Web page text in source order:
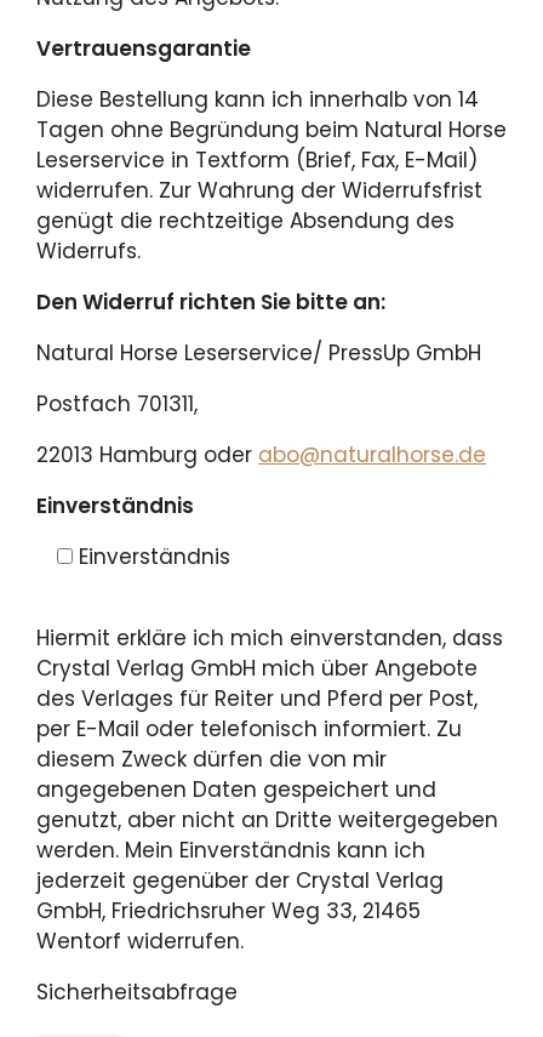
Vertrauensgarantie
Diese Bestellung kann ich innerhalb von 14
Tagen ohne Begründung beim Natural Horse
Leserservice in Textform (Brief, Fax, E-Mail)
widerrufen. Zur Wahrung der Widerrufsfrist
genügt die rechtzeitige Absendung des
Widerrufs.
Den Widerruf richten Sie bitte an:
Natural Horse Leserservice/ PressUp GmbH
Postfach 701311,
22013 Hamburg oder abo@naturalhorse.de
Einverständnis
Einverständnis
Hiermit erkläre ich mich einverstanden, dass
Crystal Verlag GmbH mich über Angebote
des Verlages für Reiter und Pferd per Post,
per E-Mail oder telefonisch informiert. Zu
diesem Zweck dürfen die von mir
angegebenen Daten gespeichert und
genutzt, aber nicht an Dritte weitergegeben
werden. Mein Einverständnis kann ich
jederzeit gegenüber der Crystal Verlag
GmbH, Friedrichsruher Weg 33, 21465
Wentorf widerrufen.
Sicherheitsabfrage